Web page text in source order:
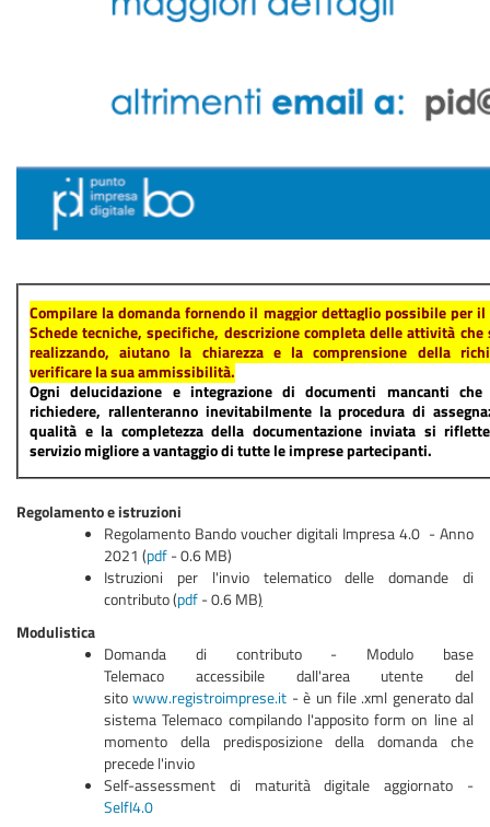
Compilare la domanda fornendo il maggior dettaglio possibile per
Schede tecniche, specifiche, descrizione completa delle attività che
realizzando, aiutano la chiarezza e la comprensione della
verificare la sua ammissibilità.
Ogni delucidazione e integrazione di documenti mancanti che
richiedere, rallenteranno inevitabilmente la procedura di
qualità e la completezza della documentazione inviata si
servizio migliore a vantaggio di tutte le imprese partecipanti.
Regolamento e istruzioni
Regolamento Bando voucher digitali Impresa 4.0 - Anno
2021 (pdf- 0.6 MB)
Istruzioni per l'invio telematico delle domande di
contributo (pdf- 0.6 MB)
Modulistica
Domanda di contributo - Modulo base
Telemaco accessibile dall'area utente del
sitowww.registroimprese.it - è un file .xml generato dal
sistema Telemaco compilando l'apposito form on line al
momento della predisposizione della domanda che
precede l'invio
Self-assessment di maturità digitale aggiornato -
SelfI4.0